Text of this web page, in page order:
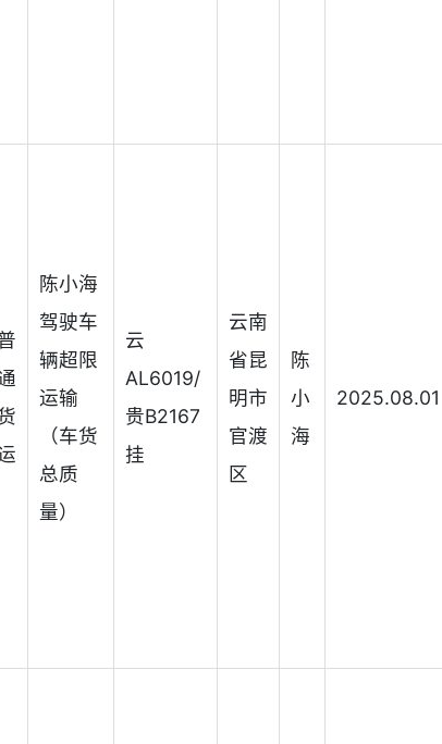
陈小海
驾驶车
辆超限
运输
（车货
总质
量）
云
AL6019/
贵B2167
挂
云南
省昆
明市
官渡
区
陈
小
海
2025.08.01